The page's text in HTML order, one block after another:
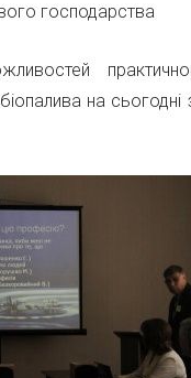
господарства
на